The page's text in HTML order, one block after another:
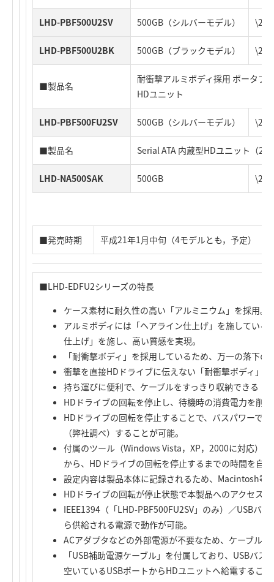
LHD-PBF500U2SV 500GB（シルバーモデル）
LHD-PBF500U2BK 500GB（ブラックモデル）
■製品名
耐衝撃アルミボディ採用 ポータブ
HDユニット
LHD-PBF500FU2SV 500GB（シルバーモデル）
■製品名 Serial ATA 内蔵型HDユニット（
LHD-NA500SAK 500GB
■発売時期 平成21年1月中旬（4モデルとも，予定）
■LHD-EDFU2シリーズの特長
ケース素材に耐久性の高い「アルミニウム」を採用。
アルミボディには「ヘアライン仕上げ」を施してい
仕上げ」を施し、高い質感を実現。
「耐衝撃ボディ」を採用しているため、万一の落下
衝撃を直接HDドライブに伝えない「耐衝撃ボディ」
持ち運びに便利で、ケーブルをすっきり収納できる「
HDドライブの回転を停止し、待機時の消費電力を削
HDドライブの回転を停止することで、バスパワーで
（弊社調べ）することが可能。
付属のツール（Windows Vista，XP，2000に対応）
から、HDドライブの回転を停止するまでの時間を自
設定内容は製品本体に記録されるため、Macintosh等
HDドライブの回転が停止状態で本製品へのアクセス
IEEE1394（「LHD-PBF500FU2SV」のみ）／USBバ
ら供給される電源で動作が可能。
ACアダプタなどの外部電源が不要なため、ケーブル
「USB補助電源ケーブル」を付属しており、USBバ
空いているUSBポートからHDユニットへ給電するこ